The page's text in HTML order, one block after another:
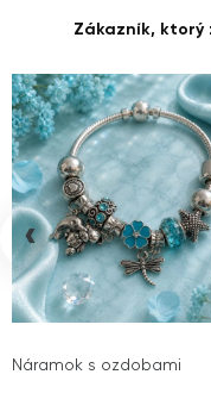
Zákazník, ktorý
Náramok s ozdobami
‹